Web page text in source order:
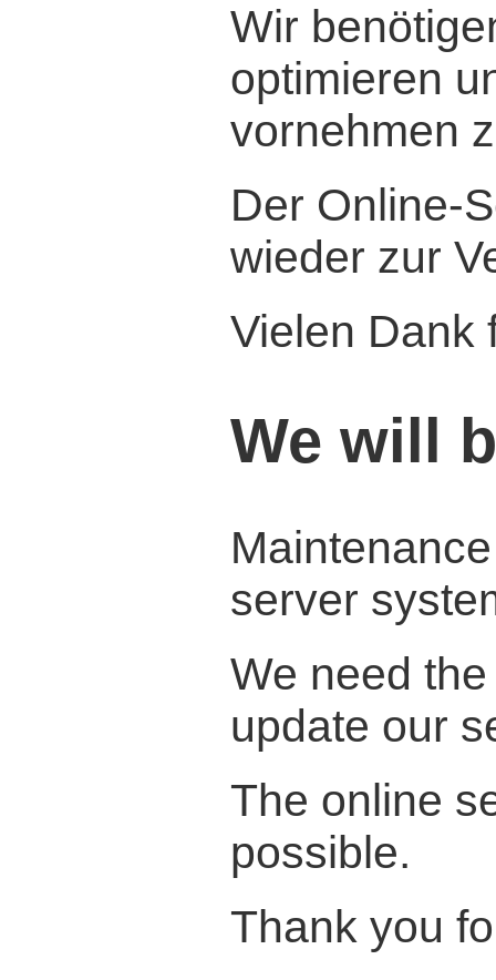
Wir
optimieren
vornehmen
Der Online-
wieder zur
Vielen Dank
We will
server
We need
update our
The online
possible.
Thank you